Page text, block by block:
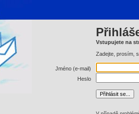
Vstupujete na
Zadejte, prosím,
Jméno (e-mail)
Heslo